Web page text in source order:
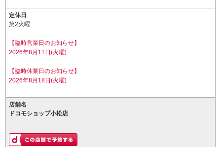
定休日
第2火曜
【臨時営業日のお知らせ】
2026年8月11日(火曜)
【臨時休業日のお知らせ】
2026年8月18日(火曜)
店舗名
ドコモショップ小松店